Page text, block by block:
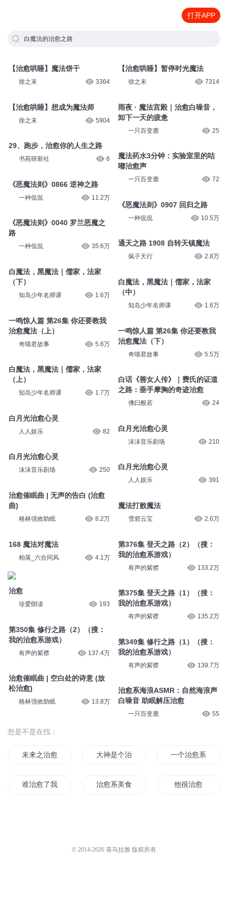
打开APP
白魔法的治愈之路
【治愈哄睡】魔法饼干
徐之末 3364
【治愈哄睡】想成为魔法师
徐之末 5904
29、跑步，治愈你的人生之路
书苑研新社 6
《恶魔法则》0866 逆神之路
一种侃侃 11.2万
《恶魔法则》0040 罗兰恶魔之
路
一种侃侃 35.6万
白魔法，黑魔法｜儒家，法家
（下）
知岛少年名师课 1.6万
一鸣惊人篇 第26集 你还要教我
治愈魔法（上）
奇喵君故事 5.6万
白魔法，黑魔法｜儒家，法家
（上）
知岛少年名师课 1.7万
白月光治愈心灵
人人娱乐 82
白月光治愈心灵
沫沫音乐剧场 250
治愈催眠曲 | 无声的告白 (治愈
曲)
格林强效助眠 8.2万
168 魔法对魔法
柏落_六合同风 4.1万
治愈
珍爱朗读 193
第350集 修行之路（2）（搜：
我的治愈系游戏）
有声的紫襟 137.4万
治愈催眠曲 | 空白处的诗意 (放
松治愈)
格林强效助眠 13.8万
【治愈哄睡】暂停时光魔法
徐之末 7314
雨夜 · 魔法宫殿｜治愈白噪音，
卸下一天的疲惫
一只百变鹿 25
魔法药水3分钟：实验室里的咕
嘟治愈声
一只百变鹿 72
《恶魔法则》0907 回归之路
一种侃侃 10.5万
通天之路 1908 自转天镇魔法
疯子天行 2.8万
白魔法，黑魔法｜儒家，法家
（中）
知岛少年名师课 1.6万
一鸣惊人篇 第26集 你还要教我
治愈魔法（下）
奇喵君故事 5.5万
白话《善女人传》｜费氏的证道
之路：垂手摩胸的奇迹治愈
佛曰般若 24
白月光治愈心灵
沫沫音乐剧场 210
白月光治愈心灵
人人娱乐 391
魔法打败魔法
雪碧云宝 2.6万
第376集 登天之路（2）（搜：
我的治愈系游戏）
有声的紫襟 133.2万
第375集 登天之路（1）（搜：
我的治愈系游戏）
有声的紫襟 135.2万
第349集 修行之路（1）（搜：
我的治愈系游戏）
有声的紫襟 139.7万
治愈系海浪ASMR：自然海浪声
白噪音 助眠解压治愈
一只百变鹿 55
您是不是在找：
未来之治愈师 大神是个治愈系 一个治愈系的故事
谁治愈了我的青春 治愈系美食家 他很治愈
© 2014-2026 喜马拉雅 版权所有